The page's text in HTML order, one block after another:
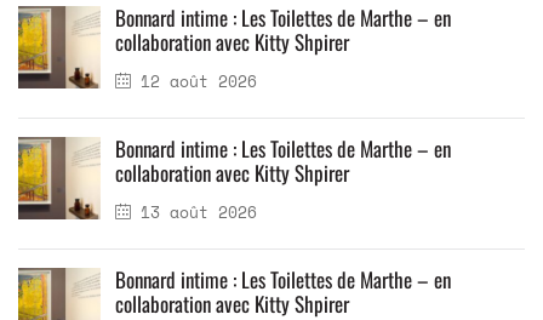
12 août 2026
Bonnard intime : Les Toilettes de Marthe – en
collaboration avec Kitty Shpirer
13 août 2026
Bonnard intime : Les Toilettes de Marthe – en
collaboration avec Kitty Shpirer
Bonnard intime : Les Toilettes de Marthe – en
collaboration avec Kitty Shpirer